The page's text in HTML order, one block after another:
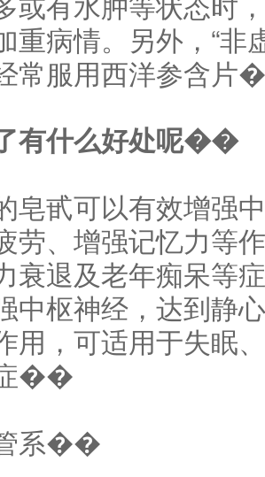
重病情。另外，“非
常服用西洋参含
有什么好处呢��
皂甙可以有效增强
劳、增强记忆力等
衰退及老年痴呆等
中枢神经，达到静
用，可适用于失眠
��
系��